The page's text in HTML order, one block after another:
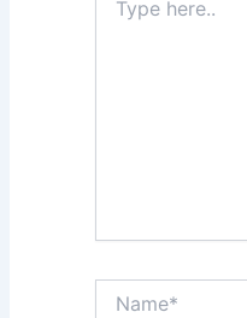
here..